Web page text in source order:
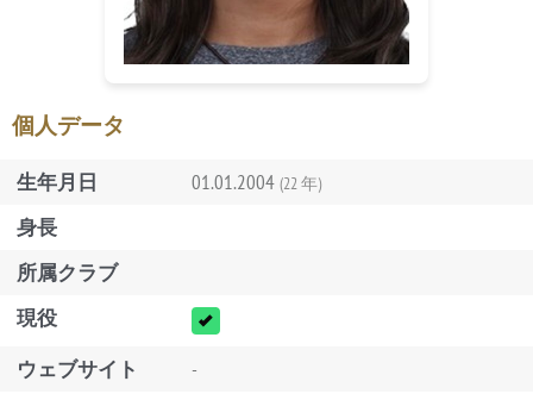
個人データ
生年月日 01.01.2004 (22 年)
身長
所属クラブ
現役
ウェブサイト
-